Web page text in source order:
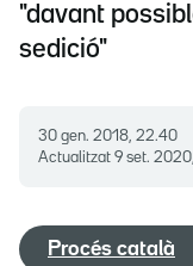
"davant
sedició"
30 gen. 2018, 22.40
Actualitzat 9 set.
Procés català